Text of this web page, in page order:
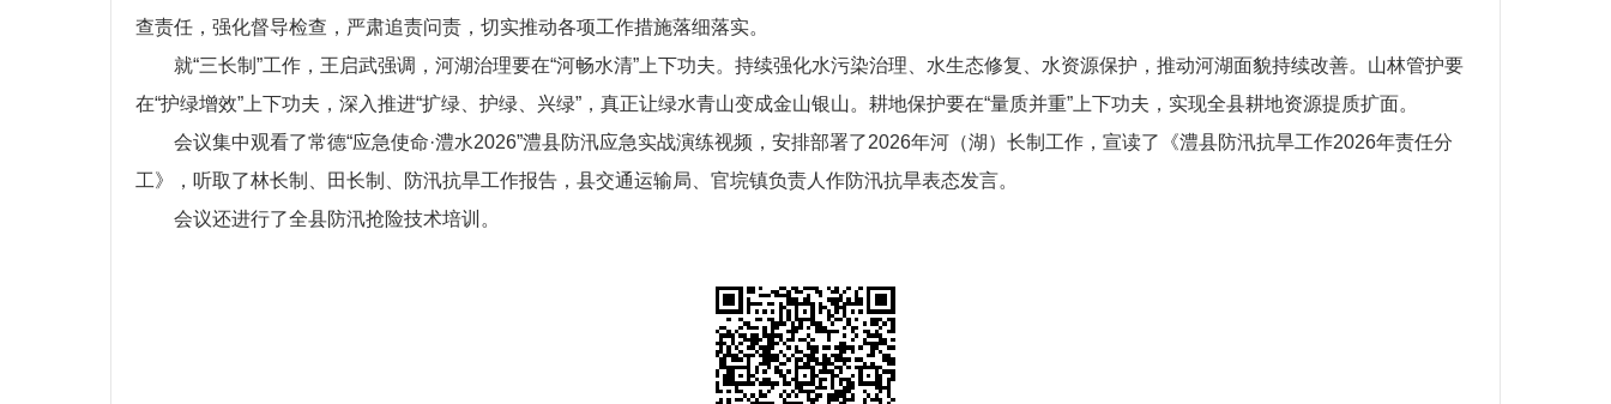
查责任，强化督导检查，严肃追责问责，切实推动各项工作措施落细落实。
就“三长制”工作，王启武强调，河湖治理要在“河畅水清”上下功夫。持续强化水污染治理、水生态修复、水资源保护，推动河湖面貌持续改善。山林管护要
在“护绿增效”上下功夫，深入推进“扩绿、护绿、兴绿”，真正让绿水青山变成金山银山。耕地保护要在“量质并重”上下功夫，实现全县耕地资源提质扩面。
会议集中观看了常德“应急使命·澧水2026”澧县防汛应急实战演练视频，安排部署了2026年河（湖）长制工作，宣读了《澧县防汛抗旱工作2026年责任分
工》，听取了林长制、田长制、防汛抗旱工作报告，县交通运输局、官垸镇负责人作防汛抗旱表态发言。
会议还进行了全县防汛抢险技术培训。